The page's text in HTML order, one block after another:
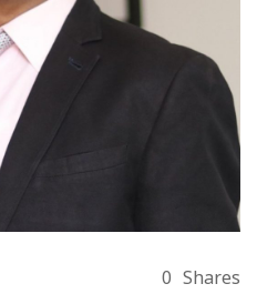
0 Shares